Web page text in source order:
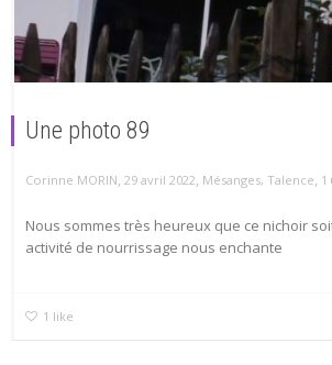
Une photo 89
Corinne MORIN, 29 avril 2022, Mésanges, Talence, 1
Nous sommes très heureux que ce nichoir
activité de nourrissage nous enchante
1 like